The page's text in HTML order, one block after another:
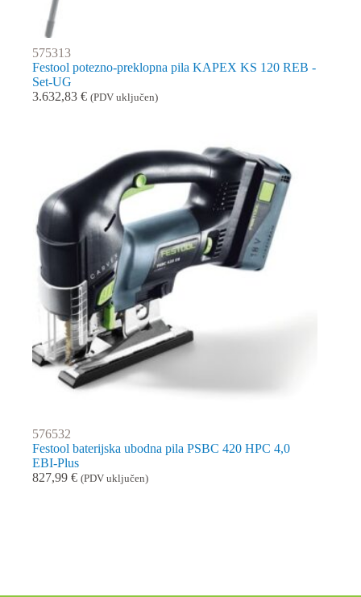
575313
Festool potezno-preklopna pila KAPEX KS 120 REB -
Set-UG
3.632,83 € (PDV uključen)
576532
Festool baterijska ubodna pila PSBC 420 HPC 4,0
EBI-Plus
827,99 € (PDV uključen)